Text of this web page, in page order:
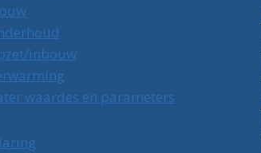
inbouw
waardes en parameters